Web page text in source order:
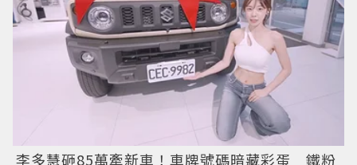
李多慧砸85萬牽新車！車牌號碼暗藏彩蛋 鐵粉